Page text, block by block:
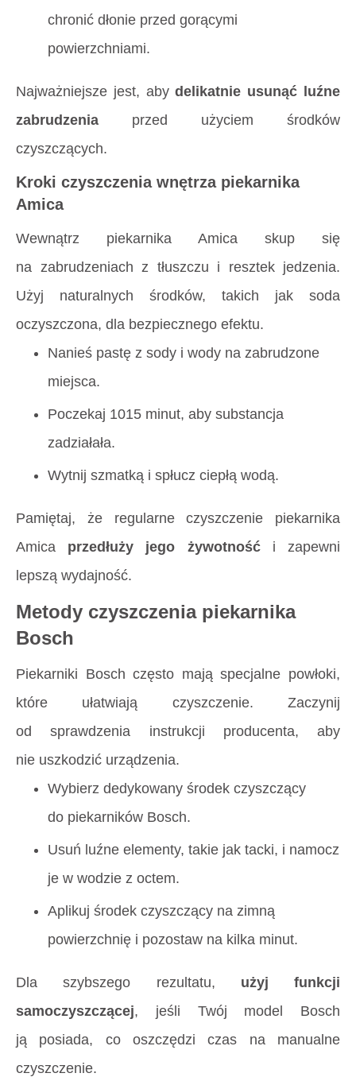
chronić dłonie przed gorącymi
powierzchniami.
Najważniejsze jest, abydelikatnie usunąć luźne
zabrudzenia przed użyciem środków
czyszczących.
Kroki czyszczenia wnętrza piekarnika
Amica
Wewnątrz piekarnika Amica skup się
na zabrudzeniach z tłuszczu i resztek jedzenia.
Użyj naturalnych środków, takich jak soda
oczyszczona, dla bezpiecznego efektu.
Nanieś pastę z sody i wody na zabrudzone
miejsca.
Poczekaj 1015 minut, aby substancja
zadziałała.
Wytnij szmatką i spłucz ciepłą wodą.
Pamiętaj, że regularne czyszczenie piekarnika
Amica przedłuży jego żywotnośći zapewni
lepszą wydajność.
Metody czyszczenia piekarnika
Bosch
Piekarniki Bosch często mają specjalne powłoki,
które ułatwiają czyszczenie. Zaczynij
od sprawdzenia instrukcji producenta, aby
nie uszkodzić urządzenia.
Wybierz dedykowany środek czyszczący
do piekarników Bosch.
Usuń luźne elementy, takie jak tacki, i namocz
je w wodzie z octem.
Aplikuj środek czyszczący na zimną
powierzchnię i pozostaw na kilka minut.
Dla szybszego rezultatu, użyj funkcji
samoczyszczącej, jeśli Twój model Bosch
ją posiada, co oszczędzi czas na manualne
czyszczenie.